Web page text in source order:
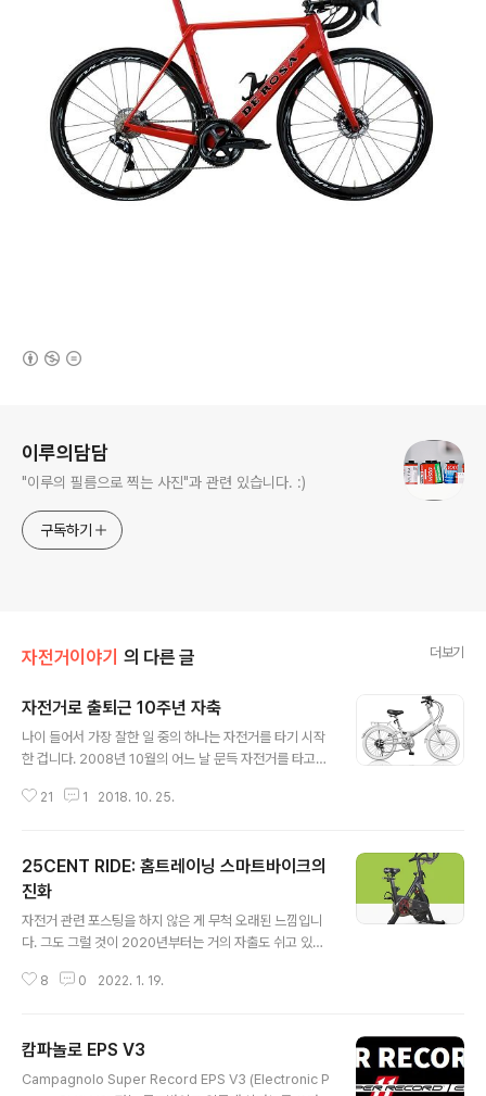
이루의담담
"이루의 필름으로 찍는 사진"과 관련 있습니다. :)
구독하기
자전거이야기 의 다른 글 더보기
자전거로 출퇴근 10주년 자축
나이 들어서 가장 잘한 일 중의 하나는 자전거를 타기 시작
한 겁니다. 2008년 10월의 어느 날 문득 자전거를 타고
이식 미니벨로를 주문했습니다. 20인치 바퀴에 7단 변속
니다. 그 날 저녁 처음으로 자전거를 타고 집으로 퇴근했습
니다. 이미 익숙하게 알고 있는 광화문-독립문-무악재를
넘는 코스를 거의 99퍼센트 인도를 타고 갔습니다. 집에까
지 가는 데 한 시간 넘게 걸렸고, 정동 언덕은 타고 넘었지
만 무악재는 끌고 넘을 수밖에 없었습니다. 집에 도착해서
샤워를 했고, 그날 저녁은 근육통으로 끙끙거리며 잠을 잤
21 1 2018. 10. 25.
25CENT RIDE: 홈트레이닝 스마트바이크의
진화
자전거 관련 포스팅을 하지 않은 게 무척 오래된 느낌입니
다. 그도 그럴 것이 2020년부터는 거의 자출도 쉬고 있고
야....를 계속 되뇌이고 있는데, 아무래도 출퇴근 루트나 스
고, 실제 자전거의 느낌으로 탈만한 전용 스마트 바이크는
너무 비싸고(x-bike 라는 이름으로 유명한 저가형 실내자
8 0 2022. 1. 19.
캄파놀로 EPS V3
Campagnolo Super Record EPS V3 (Electronic P